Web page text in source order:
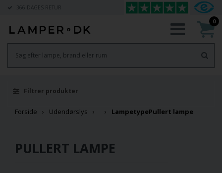
366 DAGES RETUR
0
Filtrer produkter
Forside Udendørslys LampetypePullert lampe
PULLERT LAMPE